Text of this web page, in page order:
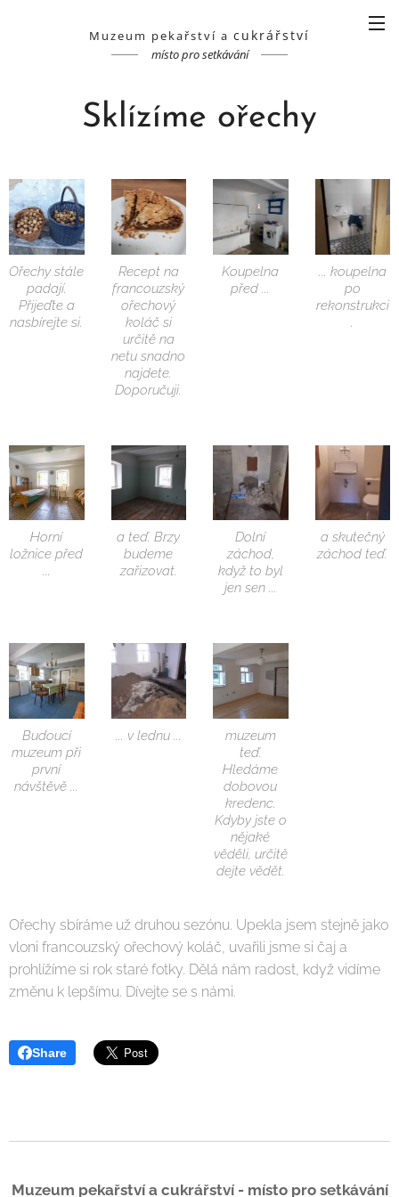
Muzeum pekařství a cukrářství
místo pro setkávání
Sklízíme ořechy
Ořechy stále
padají.
Přijeďte a
nasbírejte si.
Recept na
francouzský
ořechový
koláč si
určitě na
netu snadno
najdete.
Doporučuji.
Koupelna
před ...
... koupelna
po
rekonstrukci
Horní
ložnice před
...
a teď. Brzy
budeme
zařizovat.
Dolní
záchod,
když to byl
jen sen ...
a skutečný
záchod teď.
Budoucí
muzeum při
první
návštěvě ...
... v lednu ...
muzeum
teď.
Hledáme
dobovou
kredenc.
Kdyby jste o
nějaké
věděli, určitě
dejte vědět.
Ořechy sbíráme už druhou sezónu. Upekla jsem stejně jako
vloni francouzský ořechový koláč, uvařili jsme si čaj a
prohlížíme si rok staré fotky. Dělá nám radost, když vidíme
změnu k lepšímu. Dívejte se s námi.
Share
Muzeum pekařství a cukrářství - místo pro setkávání